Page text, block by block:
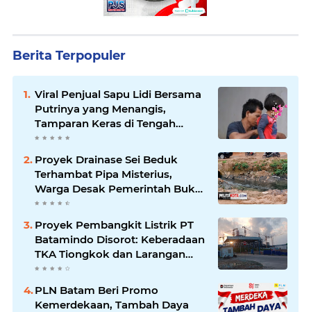
Berita Terpopuler
Viral Penjual Sapu Lidi Bersama
Putrinya yang Menangis,
Tamparan Keras di Tengah
Maraknya Korupsi
Proyek Drainase Sei Beduk
Terhambat Pipa Misterius,
Warga Desak Pemerintah Buka
Hasil Uji Sampel Air
Proyek Pembangkit Listrik PT
Batamindo Disorot: Keberadaan
TKA Tiongkok dan Larangan
Liputan Wartawan Jadi
PLN Batam Beri Promo
Kemerdekaan, Tambah Daya